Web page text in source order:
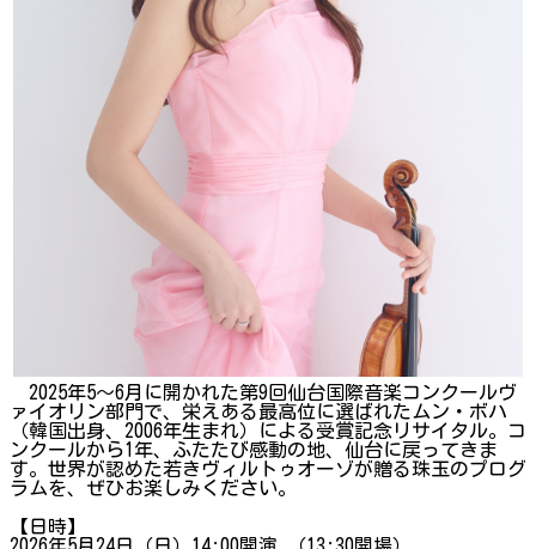
2025年5～6月に開かれた第9回仙台国際音楽コンクールヴ
ァイオリン部門で、栄えある最高位に選ばれたムン・ボハ
（韓国出身、2006年生まれ）による受賞記念リサイタル。コ
ンクールから1年、ふたたび感動の地、仙台に戻ってきま
す。世界が認めた若きヴィルトゥオーゾが贈る珠玉のプログ
ラムを、ぜひお楽しみください。
【日時】